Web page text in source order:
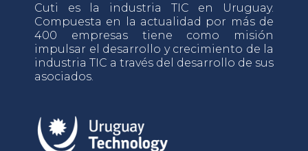
Cuti es la industria TIC en Uruguay.
Compuesta en la actualidad por más de
400 empresas tiene como misión
impulsar el desarrollo y crecimiento de la
industria TIC a través del desarrollo de sus
asociados.